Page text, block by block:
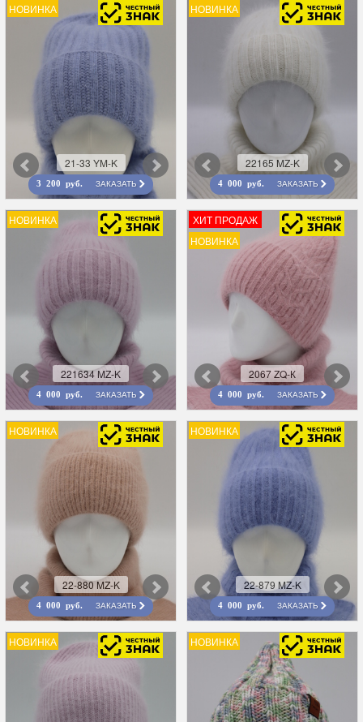
НОВИНКА
21-33 YM-K
3 200 руб. ЗАКАЗАТЬ
НОВИНКА
22165 MZ-K
4 000 руб. ЗАКАЗАТЬ
НОВИНКА
221634 MZ-K
4 000 руб. ЗАКАЗАТЬ
ХИТ ПРОДАЖ
НОВИНКА
2067 ZQ-К
4 000 руб. ЗАКАЗАТЬ
НОВИНКА
22-880 MZ-K
4 000 руб. ЗАКАЗАТЬ
НОВИНКА
22-879 MZ-K
4 000 руб. ЗАКАЗАТЬ
НОВИНКА НОВИНКА